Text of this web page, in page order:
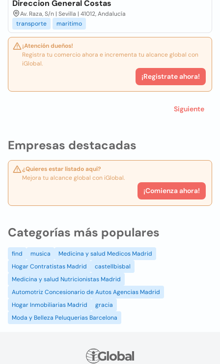
Empresas destacadas
¿Quieres estar listado aquí?
Mejora tu alcance global con iGlobal.
¡Comienza ahora!
Direccion General Costas
Av. Raza, S/n | Sevilla | 41012, Andalucía
transporte
maritimo
¡Atención dueños!
Registra tu comercio ahora e incrementa tu alcance global con
iGlobal.
¡Registrate ahora!
Siguiente
Categorías más populares
find musica
Medicina y salud Medicos Madrid
Hogar Contratistas Madrid
castellbisbal
Medicina y salud Nutricionistas Madrid
Automotriz Concesionario de Autos Agencias Madrid
Hogar Inmobiliarias Madrid
gracia
Moda y Belleza Peluquerias Barcelona